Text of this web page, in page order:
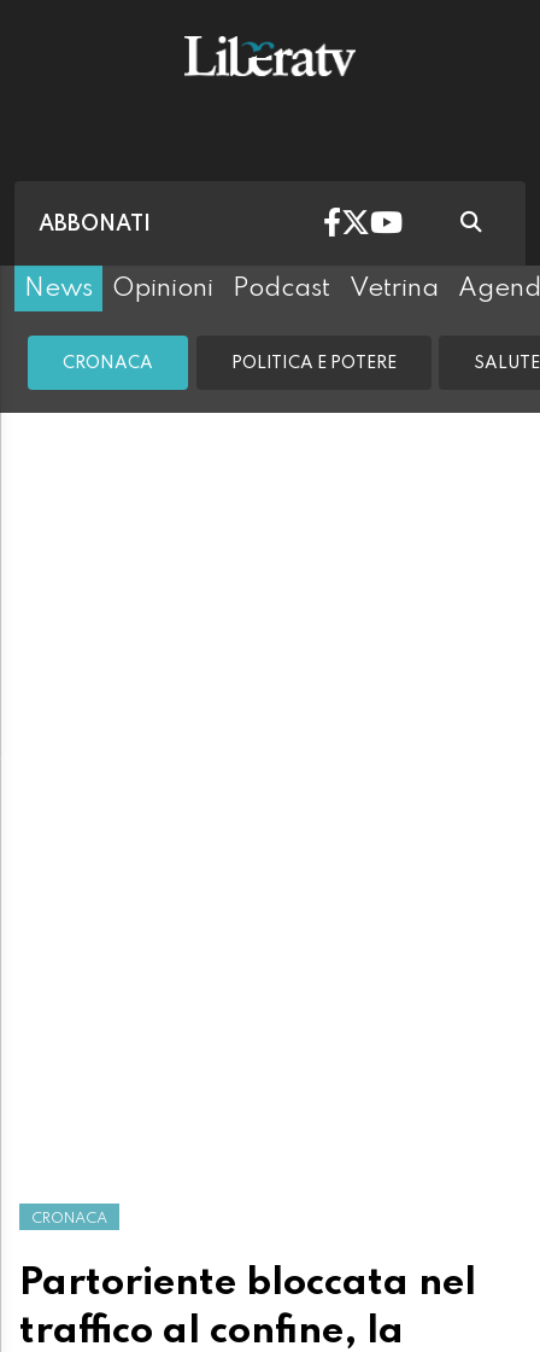
ABBONATI
News Opinioni Podcast Vetrina
CRONACA POLITICA E POTERE
CRONACA
Partoriente bloccata nel
traffico al confine, la